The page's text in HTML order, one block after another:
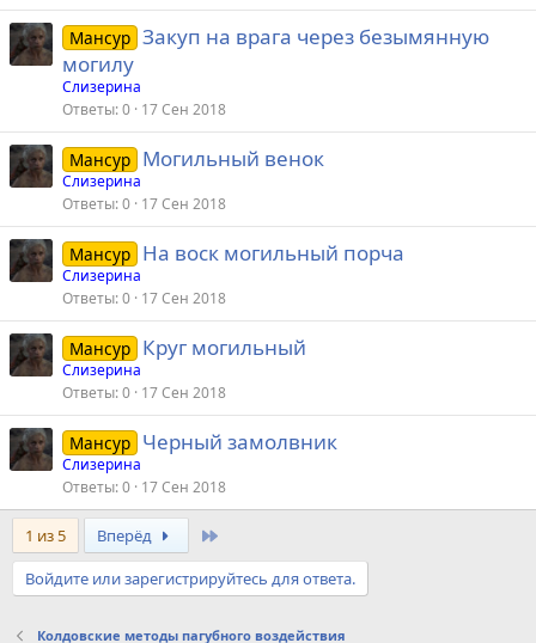
Мансур Закуп на врага через безымянную
могилу
Слизерина
Ответы 0 17 Сен 2018
Мансур Могильный венок
Слизерина
Ответы 0 17 Сен 2018
Мансур На воск могильный порча
Слизерина
Ответы 0 17 Сен 2018
Мансур Круг могильный
Слизерина
Ответы 0 17 Сен 2018
Мансур Черный замолвник
Слизерина
Ответы 0 17 Сен 2018
1 из 5 Вперёд
Войдите или зарегистрируйтесь для ответа.
Колдовские методы пагубного воздействия